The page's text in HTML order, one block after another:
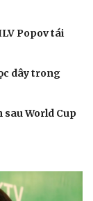
Popov tái
dây trong
sau World Cup